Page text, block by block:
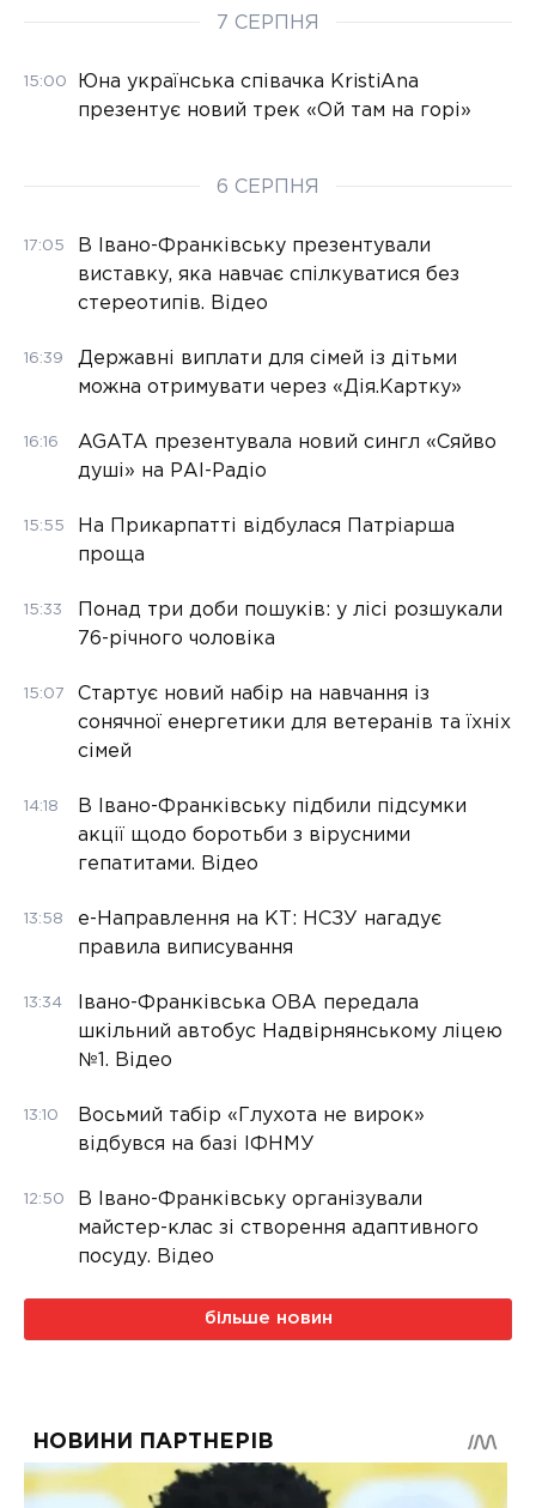
7 СЕРПНЯ
15:00
Юна українська співачка KristiAna
презентує новий трек «Ой там на горі»
6 СЕРПНЯ
17:05
В Івано-Франківську презентували
виставку, яка навчає спілкуватися без
стереотипів. Відео
16:39
Державні виплати для сімей із дітьми
можна отримувати через «Дія.Картку»
16:16
AGATA презентувала новий сингл «Сяйво
душі» на РАІ-Радіо
15:55
На Прикарпатті відбулася Патріарша
проща
15:33
Понад три доби пошуків: у лісі розшукали
76-річного чоловіка
15:07
Стартує новий набір на навчання із
сонячної енергетики для ветеранів та їхніх
сімей
14:18
В Івано-Франківську підбили підсумки
акції щодо боротьби з вірусними
гепатитами. Відео
13:58
е-Направлення на КТ: НСЗУ нагадує
правила виписування
13:34
Івано-Франківська ОВА передала
шкільний автобус Надвірнянському ліцею
№1. Відео
13:10
Восьмий табір «Глухота не вирок»
відбувся на базі ІФНМУ
12:50
В Івано-Франківську організували
майстер-клас зі створення адаптивного
посуду. Відео
більше новин